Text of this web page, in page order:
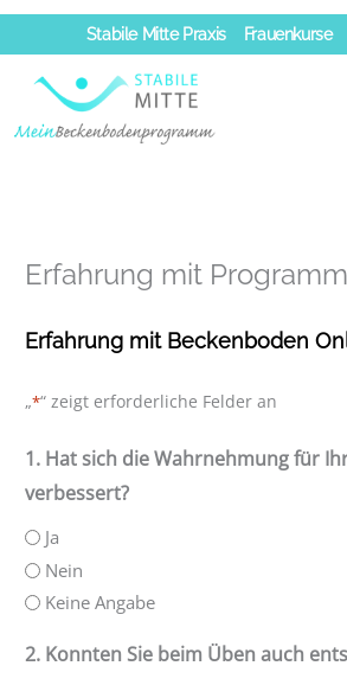
Zum
springen
Stabile Mitte Praxis Frauenkurse
Erfahrung mit
Erfahrung mit Beckenboden
„*“ zeigt erforderliche Felder an
1. Hat sich die Wahrnehmung für
verbessert?
Ja
Nein
Keine Angabe
2. Konnten Sie beim Üben auch